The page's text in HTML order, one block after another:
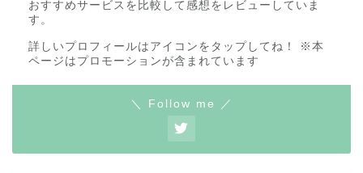
おすすめサービスを比較して感想をレビューしていま
す。
詳しいプロフィールはアイコンをタップしてね！ ※本
ページはプロモーションが含まれています
＼ Follow me ／